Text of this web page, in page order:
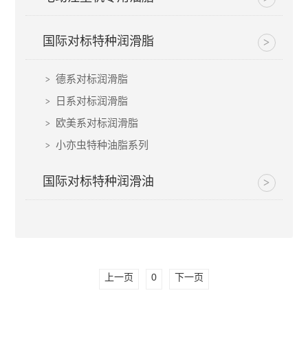
国际对标特种润滑脂
德系对标润滑脂
日系对标润滑脂
欧美系对标润滑脂
小亦虫特种油脂系列
国际对标特种润滑油
上一页 0 下一页